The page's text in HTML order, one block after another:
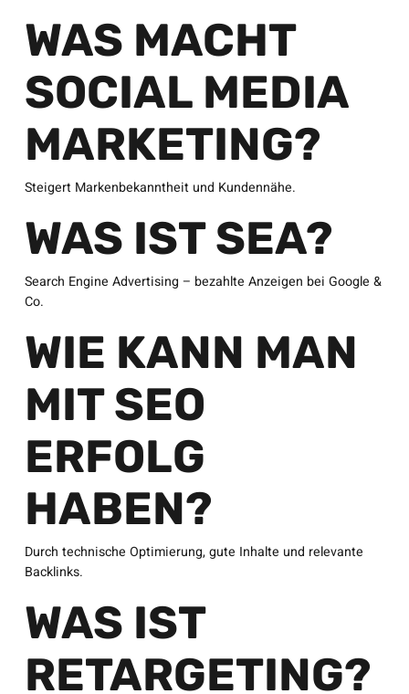
WAS MACHT
SOCIAL MEDIA
MARKETING?
Steigert Markenbekanntheit und Kundennähe.
WAS IST SEA?
Search Engine Advertising – bezahlte Anzeigen bei Google &
Co.
WIE KANN MAN
MIT SEO
ERFOLG
HABEN?
Durch technische Optimierung, gute Inhalte und relevante
Backlinks.
WAS IST
RETARGETING?